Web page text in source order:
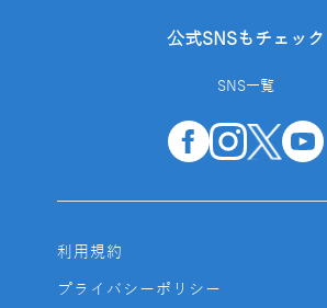
公式SNSもチェック
SNS一覧
利用規約
プライバシーポリシー